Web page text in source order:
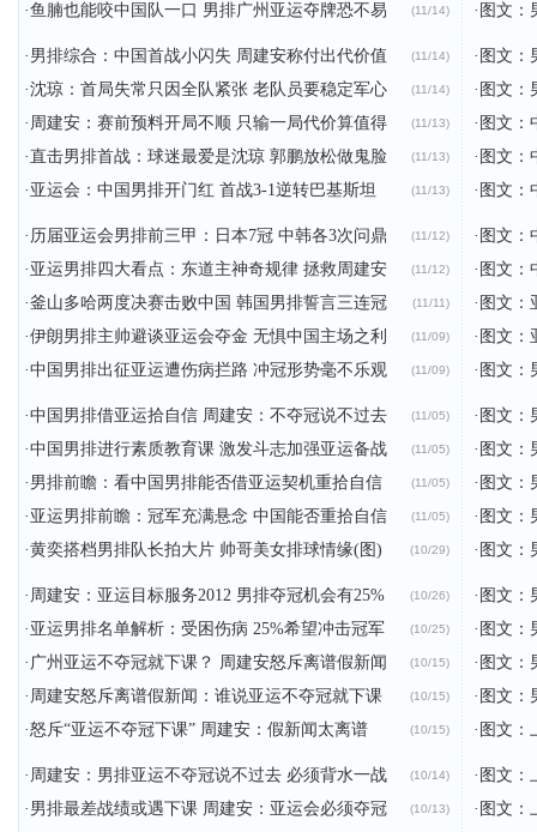
(11/14)
·鱼腩也能咬中国队一口 男排广州亚运夺牌恐不易
(11/14)
· 男排综合：中国首战小闪失 周建安称付出代价值
(11/14)
·沈琼：首局失常只因全队紧张 老队员要稳定军心
(11/13)
· 周建安：赛前预料开局不顺 只输一局代价算值得
(11/13)
·直击男排首战：球迷最爱是沈琼 郭鹏放松做鬼脸
(11/13)
· 亚运会：中国男排开门红 首战3-1逆转巴基斯坦
(11/12)
· 历届亚运会男排前三甲：日本7冠 中韩各3次问鼎
(11/12)
· 亚运男排四大看点：东道主神奇规律 拯救周建安
(11/11)
·釜山多哈两度决赛击败中国 韩国男排誓言三连冠
(11/09)
·伊朗男排主帅避谈亚运会夺金 无惧中国主场之利
(11/09)
·中国男排出征亚运遭伤病拦路 冲冠形势毫不乐观
(11/05)
·中国男排借亚运拾自信 周建安：不夺冠说不过去
(11/05)
·中国男排进行素质教育课 激发斗志加强亚运备战
(11/05)
· 男排前瞻：看中国男排能否借亚运契机重拾自信
(11/05)
· 亚运男排前瞻：冠军充满悬念 中国能否重拾自信
(10/29)
·黄奕搭档男排队长拍大片 帅哥美女排球情缘(图)
(10/26)
· 周建安：亚运目标服务2012 男排夺冠机会有25%
(10/25)
· 亚运男排名单解析：受困伤病 25%希望冲击冠军
(10/15)
· 广州亚运不夺冠就下课？ 周建安怒斥离谱假新闻
(10/15)
· 周建安怒斥离谱假新闻：谁说亚运不夺冠就下课
(10/15)
·怒斥“亚运不夺冠下课” 周建安：假新闻太离谱
(10/14)
· 周建安：男排亚运不夺冠说不过去 必须背水一战
(10/13)
· 男排最差战绩或遇下课 周建安：亚运会必须夺冠
· 图文：
· 图文：
· 图文：
· 图文：
· 图文：
· 图文：
· 图文：
· 图文：
· 图文：
· 图文：
· 图文：
· 图文：
· 图文：
· 图文：
· 图文：
· 图文：
· 图文：
· 图文：
· 图文：
· 图文：
· 图文：
· 图文：
· 图文：